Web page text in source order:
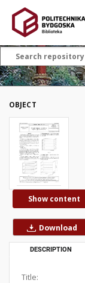
OBJECT
Show content
Download
DESCRIPTION
Title: